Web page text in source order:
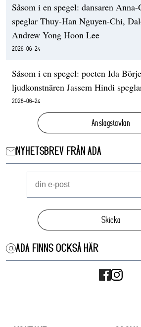
Såsom i en spegel: dansaren
speglar Thuy-Han Nguyen-Chi,
Andrew Yong Hoon Lee
2026-06-24
Såsom i en spegel: poeten Ida
ljudkonstnären Jassem Hindi
2026-06-24
Anslagstavlan
NYHETSBREV FRÅN ADA
Skicka
ADA FINNS OCKSÅ HÄR